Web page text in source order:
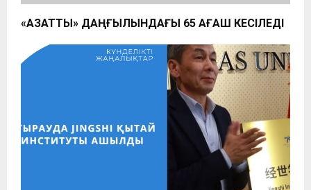
«АЗАТТЫҚ» ДАҢҒЫЛЫНДАҒЫ 65 АҒАШ КЕСІЛЕДІ